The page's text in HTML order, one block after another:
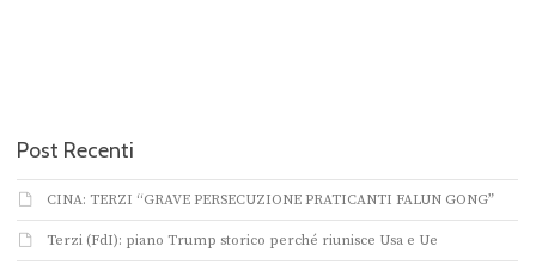
Post Recenti
CINA: TERZI “GRAVE PERSECUZIONE PRATICANTI FALUN GONG”
Terzi (FdI): piano Trump storico perché riunisce Usa e Ue